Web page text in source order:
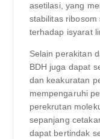
asetilasi, yang
stabilitas
terhadap isyarat
Selain perakitan
BDH juga dapat
dan keakuratan
mempengaruhi
perekrutan
sepanjang
dapat bertindak